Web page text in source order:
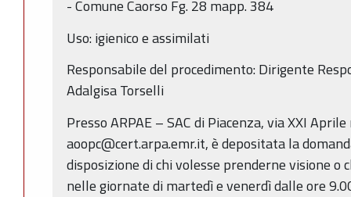
- Comune Caorso Fg. 28 mapp. 384
Uso: igienico e assimilati
Responsabile del procedimento: Dirigente
Adalgisa Torselli
Presso ARPAE – SAC di Piacenza, via XXI
aoopc@cert.arpa.emr.it, è depositata la
disposizione di chi volesse prenderne visione
nelle giornate di martedì e venerdì dalle ore